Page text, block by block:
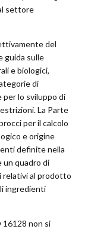
settore
del
guida sulle
e biologici,
di
lo sviluppo di
La Parte
per il calcolo
e origine
definite nella
un quadro di
relativi al prodotto
ingredienti
16128 non si